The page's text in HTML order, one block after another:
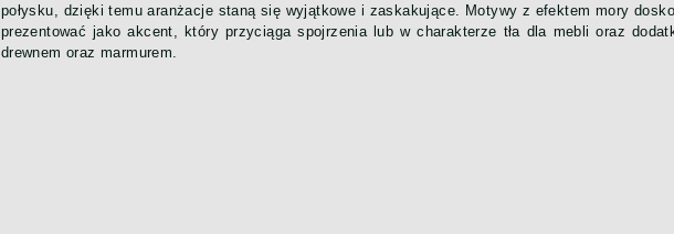
połysku, dzięki temu aranżacje staną się wyjątkowe i zaskakujące. Motywy z efektem mory
prezentować jako akcent, który przyciąga spojrzenia lub w charakterze tła dla mebli oraz
drewnem oraz marmurem.